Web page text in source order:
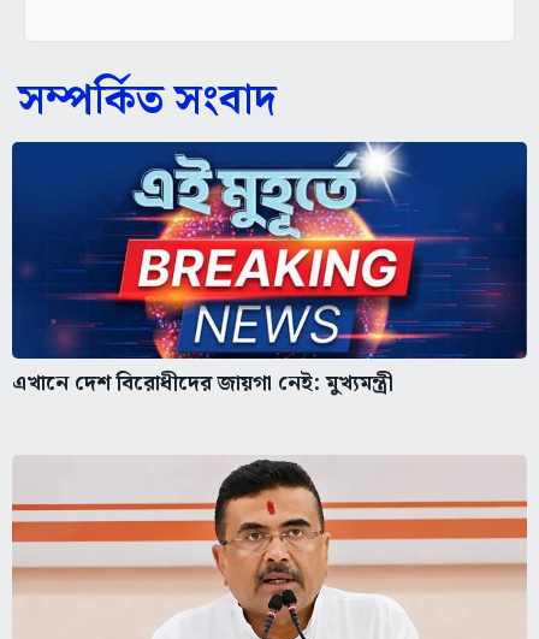
সম্পর্কিত সংবাদ
এখানে দেশ বিরোধীদের জায়গা নেই: মুখ্যমন্ত্রী